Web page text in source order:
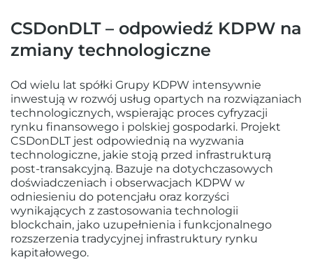
CSDonDLT – odpowiedź KDPW na
zmiany technologiczne
Od wielu lat spółki Grupy KDPW intensywnie
inwestują w rozwój usług opartych na rozwiązaniach
technologicznych, wspierając proces cyfryzacji
rynku finansowego i polskiej gospodarki. Projekt
CSDonDLT jest odpowiednią na wyzwania
technologiczne, jakie stoją przed infrastrukturą
post-transakcyjną. Bazuje na dotychczasowych
doświadczeniach i obserwacjach KDPW w
odniesieniu do potencjału oraz korzyści
wynikających z zastosowania technologii
blockchain, jako uzupełnienia i funkcjonalnego
rozszerzenia tradycyjnej infrastruktury rynku
kapitałowego.